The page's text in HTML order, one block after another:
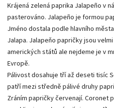
Krájená zelená paprika Jalapeño v
pasterováno. Jalapeño je formou
Jméno dostala podle hlavního
Jalapa. Jalapeňo papričky jsou
amerických států ale nejdeme je v
Evropě.
Pálivost dosahuje tří až deseti tisíc
patří mezi středně pálivé druhy
Zráním papričky červenají. Coronet